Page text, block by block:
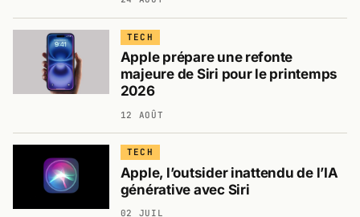
TECH
Apple prépare une refonte
majeure de Siri pour le printemps
2026
12 AOÛT
TECH
Apple, l’outsider inattendu de l’IA
générative avec Siri
02 JUIL